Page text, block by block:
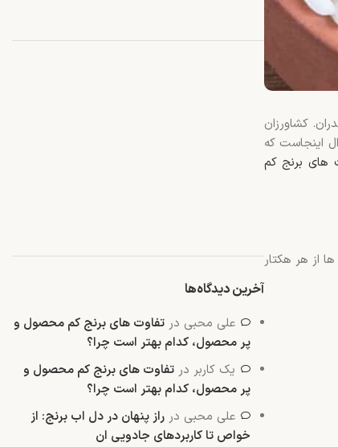
کشاورزان
اینجاست که
های برنج کم
از هر هکتار
آخرین دیدگاه‌ها
علی محبی درتفاوت های برنج کم محصول و
پر محصول، کدام بهتر است چرا؟
یک کاربر درتفاوت های برنج کم محصول و
پر محصول، کدام بهتر است چرا؟
علی محبی درراز پنهان در دل اب برنج: از
خواص تا کاربردهای جادویی ان